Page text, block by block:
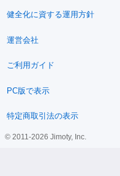
健全化に資する運用方針
運営会社
ご利用ガイド
PC版で表示
特定商取引法の表示
© 2011-2026 Jimoty, Inc.